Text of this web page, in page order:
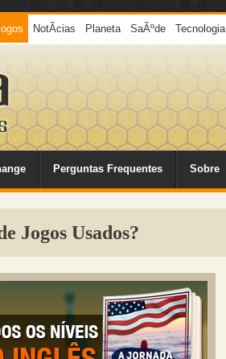
NotÃ­cias Planeta SaÃºde Tecnologia
Perguntas Frequentes Sobre
Jogos Usados?